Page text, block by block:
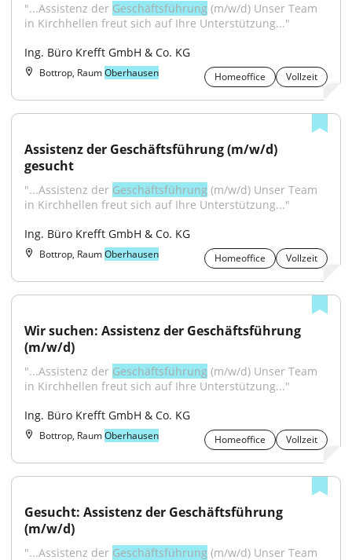
"...Assistenz der Geschäftsführung (m/w/d) Unser Team
in Kirchhellen freut sich auf Ihre Unterstützung..."
Ing. Büro Krefft GmbH & Co. KG
Bottrop, RaumOberhausen Homeoffice Vollzeit
Assistenz der Geschäftsführung (m/w/d)
gesucht
"...Assistenz der Geschäftsführung (m/w/d) Unser Team
in Kirchhellen freut sich auf Ihre Unterstützung..."
Ing. Büro Krefft GmbH & Co. KG
Bottrop, RaumOberhausen Homeoffice Vollzeit
Wir suchen: Assistenz der Geschäftsführung
(m/w/d)
"...Assistenz der Geschäftsführung (m/w/d) Unser Team
in Kirchhellen freut sich auf Ihre Unterstützung..."
Ing. Büro Krefft GmbH & Co. KG
Bottrop, RaumOberhausen Homeoffice Vollzeit
Gesucht: Assistenz der Geschäftsführung
(m/w/d)
"...Assistenz der Geschäftsführung (m/w/d) Unser Team